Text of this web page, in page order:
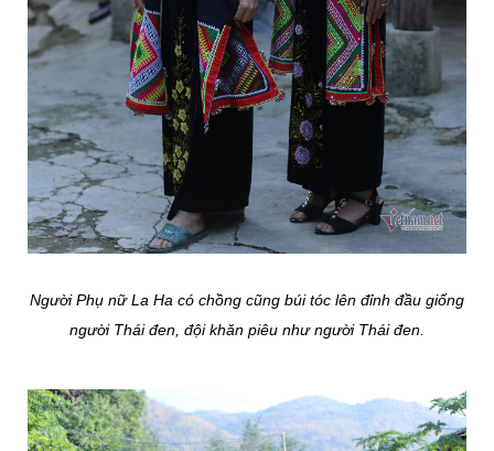
Người Phụ nữ La Ha có chồng cũng búi tóc lên đỉnh đầu giống
người Thái đen, đội khăn piêu như người Thái đen.